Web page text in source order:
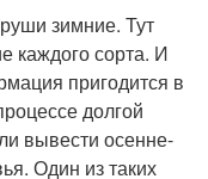
зимние. Тут
каждого сорта. И
пригодится в
долгой
вывести осенне-
Один из таких